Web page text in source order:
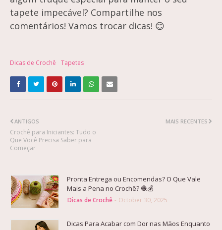
tapete impecável? Compartilhe nos
comentários! Vamos trocar dicas! 😊
Dicas de Crochê Tapetes
MAIS RECENTES
ANTIGOS
Crochê para Iniciantes: Tudo o
Que Você Precisa Saber para
Começar
Pronta Entrega ou Encomendas? O Que Vale
Mais a Pena no Crochê? 🧶💰
Dicas de Crochê - October 30, 2025
Dicas Para Acabar com Dor nas Mãos Enquanto